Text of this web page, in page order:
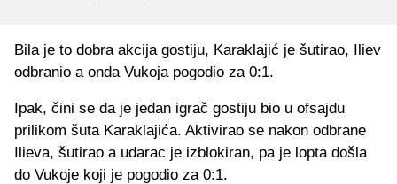
Bila je to dobra akcija gostiju, Karaklajić je šutirao, Iliev
odbranio a onda Vukoja pogodio za 0:1.
Ipak, čini se da je jedan igrač gostiju bio u ofsajdu
prilikom šuta Karaklajića. Aktivirao se nakon odbrane
Ilieva, šutirao a udarac je izblokiran, pa je lopta došla
do Vukoje koji je pogodio za 0:1.